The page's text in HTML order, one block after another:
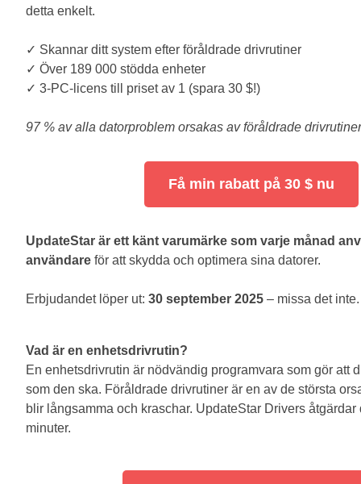
detta enkelt.
✓ Skannar ditt system efter föråldrade drivrutiner
✓ Över 189 000 stödda enheter
✓ 3-PC-licens till priset av 1 (spara 30 $!)
97 % av alla datorproblem orsakas av föråldrade
Få min rabatt på 30 $ nu
UpdateStar är ett känt varumärke som varje månad
användare för att skydda och optimera sina datorer.
Erbjudandet löper ut: 30 september 2025 – missa det inte.
Vad är en enhetsdrivrutin?
En enhetsdrivrutin är nödvändig programvara som gör att
som den ska. Föråldrade drivrutiner är en av de största
blir långsamma och kraschar. UpdateStar Drivers åtgärdar
minuter.